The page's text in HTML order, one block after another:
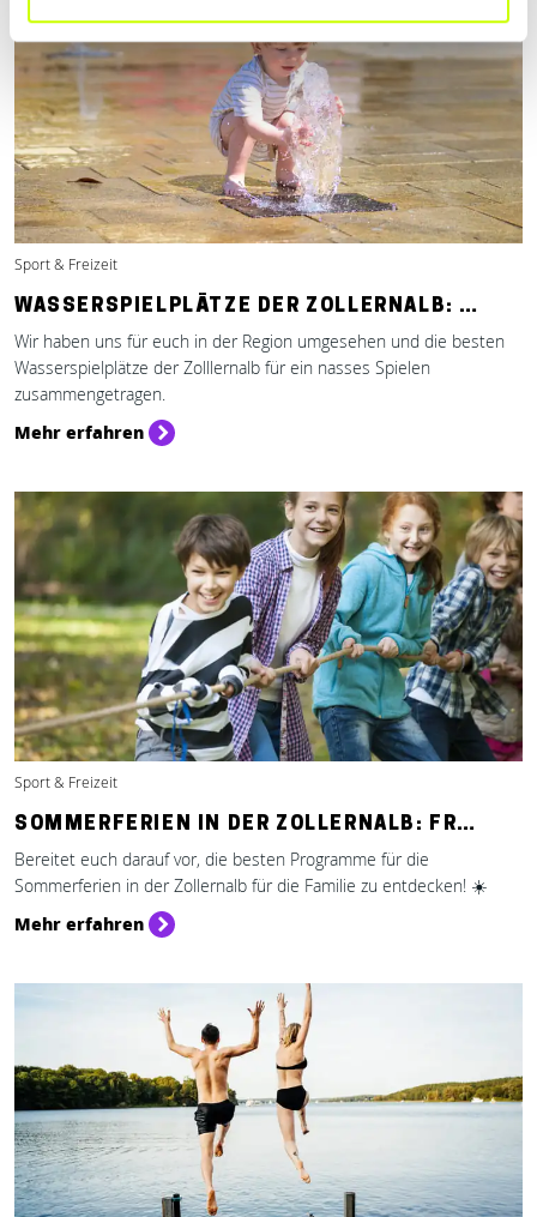
Sport & Freizeit
WASSERSPIELPLÄTZE DER ZOLLERNALB: …
Wir haben uns für euch in der Region umgesehen und die besten
Wasserspielplätze der Zolllernalb für ein nasses Spielen
zusammengetragen.
Mehr erfahren
Sport & Freizeit
SOMMERFERIEN IN DER ZOLLERNALB: FR…
Bereitet euch darauf vor, die besten Programme für die
Sommerferien in der Zollernalb für die Familie zu entdecken! ☀️
Mehr erfahren